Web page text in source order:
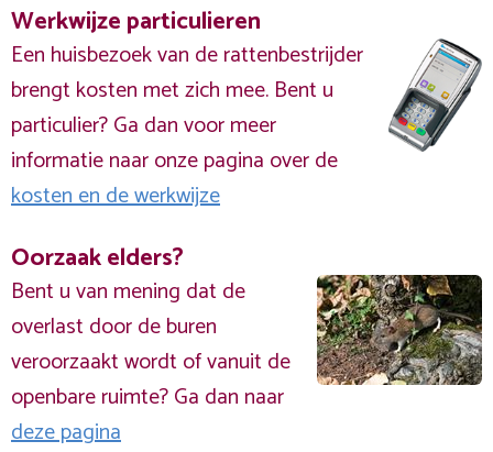
Werkwijze particulieren
Een huisbezoek van de rattenbestrijder
brengt kosten met zich mee. Bent u
particulier? Ga dan voor meer
informatie naar onze pagina over de
kosten en de werkwijze
Oorzaak elders?
Bent u van mening dat de
overlast door de buren
veroorzaakt wordt of vanuit de
openbare ruimte? Ga dan naar
deze pagina